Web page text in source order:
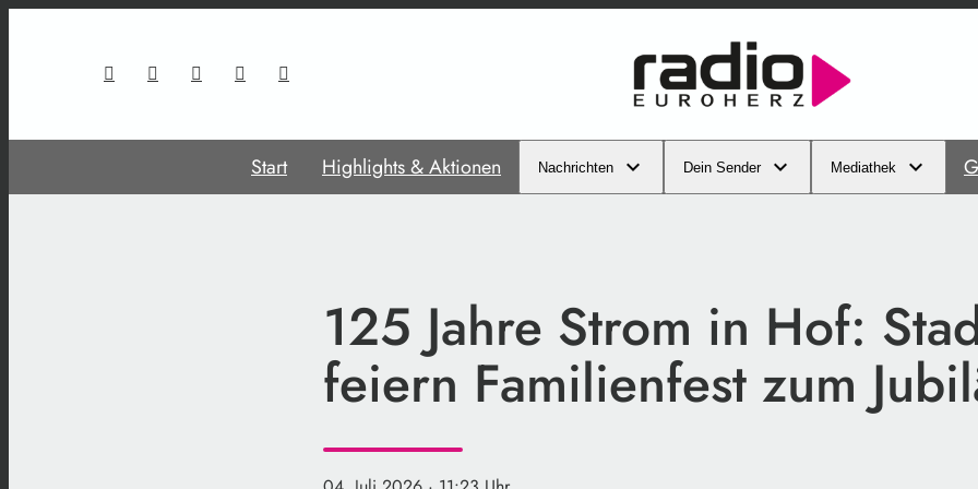
Start Highlights & Aktionen Nachrichten Dein Sender Mediathek
125 Jahre Strom in Hof:
feiern Familienfest zum